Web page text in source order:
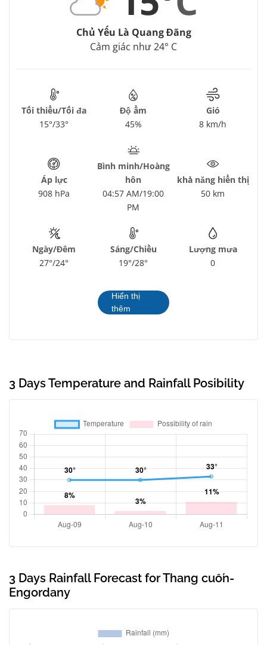
Chủ Yếu Là Quang Đãng
Cảm giác như 24° C
Tối thiểu/Tối đa
15°/33°
Độ ẩm
45%
Gió
8 km/h
Áp lực
908 hPa
Bình minh/Hoàng
hôn
04:57 AM/19:00
PM
khả năng hiển thị
50 km
Ngày/Đêm
27°/24°
Sáng/Chiều
19°/28°
Lượng mưa
0
Hiển thị
thêm
3 Days Temperature and Rainfall Posibility
3 Days Rainfall Forecast for Thang cuốn-
Engordany